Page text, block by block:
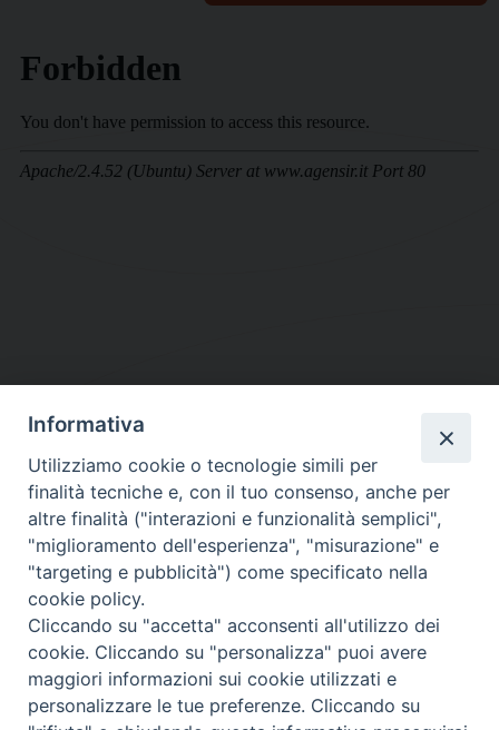
DIOCESI SUBURBICARIA DI ALBANO
Contatti:Tel.: 06.93268401 - Fax.: 06.9323844
E-mail:curia@diocesidialbano.it
Orari: dal Lunedì al Venerdì Ore: 9:00 - 13:00
Lunedì, Mercoledì e Venerdì, Ore 9:30 - 12:30
Informativa
Utilizziamo cookie o tecnologie simili per
finalità tecniche e, con il tuo consenso, anche per
altre finalità ("interazioni e funzionalità semplici",
"miglioramento dell'esperienza", "misurazione" e
"targeting e pubblicità") come specificato nella
cookie policy.
Cliccando su "accetta" acconsenti all'utilizzo dei
cookie. Cliccando su "personalizza" puoi avere
maggiori informazioni sui cookie utilizzati e
personalizzare le tue preferenze. Cliccando su